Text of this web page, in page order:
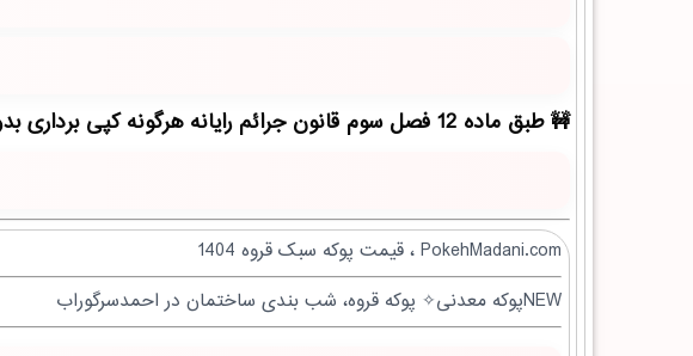
طبق ماده 12 فصل سوم قانون جرائم رایانه هرگونه کپی برداری بدون ذکر منبع مقاله ممنوع بوده و پیگرد قانونی دارد!
PokehMadani.com ، قیمت پوکه سبک قروه 1404
NEWپوکه معدنی✧ پوکه قروه، شب بندی ساختمان در احمدسرگوراب